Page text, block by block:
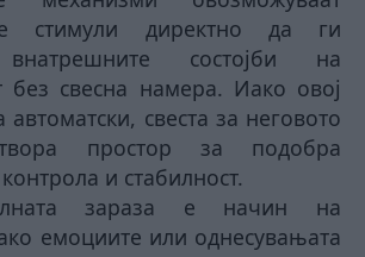
стимули директно да ги
внатрешните состојби на
без свесна намера. Иако овој
автоматски, свеста за неговото
простор за подобра
и стабилност.
зараза е начин на
емоциите или однесувањата